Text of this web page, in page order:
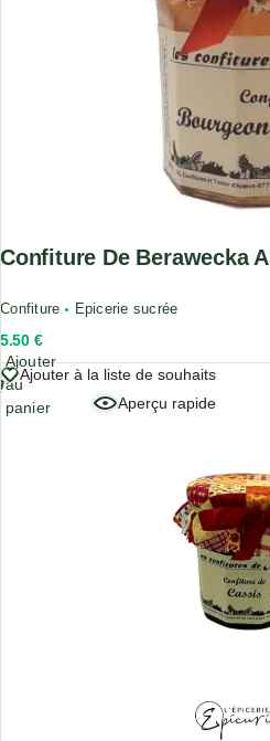
Confiture De Berawecka
Confiture Epicerie sucrée
5.50 €
Ajouter à la liste de souhaits
Aperçu rapide
Ajouter
au
panier